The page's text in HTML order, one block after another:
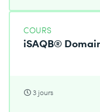
COURS
iSAQB®
3 jours